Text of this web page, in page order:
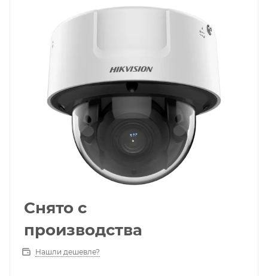
Снято с
производства
Нашли дешевле?